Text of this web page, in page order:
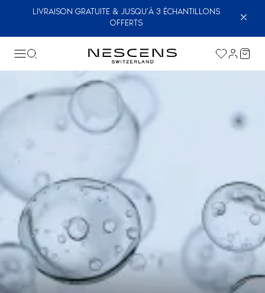
LIVRAISON GRATUITE & JUSQU’À 3 ÉCHANTILLONS
OFFERTS